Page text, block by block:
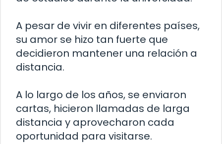
A pesar de vivir en diferentes países,
su amor se hizo tan fuerte que
decidieron mantener una relación a
distancia.
A lo largo de los años, se enviaron
cartas, hicieron llamadas de larga
distancia y aprovecharon cada
oportunidad para visitarse.